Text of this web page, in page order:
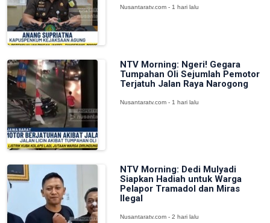
Nusantaratv.com - 1 hari lalu
NTV Morning: Ngeri! Gegara
Tumpahan Oli Sejumlah Pemotor
Terjatuh Jalan Raya Narogong
Nusantaratv.com - 1 hari lalu
NTV Morning: Dedi Mulyadi
Siapkan Hadiah untuk Warga
Pelapor Tramadol dan Miras
Ilegal
Nusantaratv.com - 2 hari lalu